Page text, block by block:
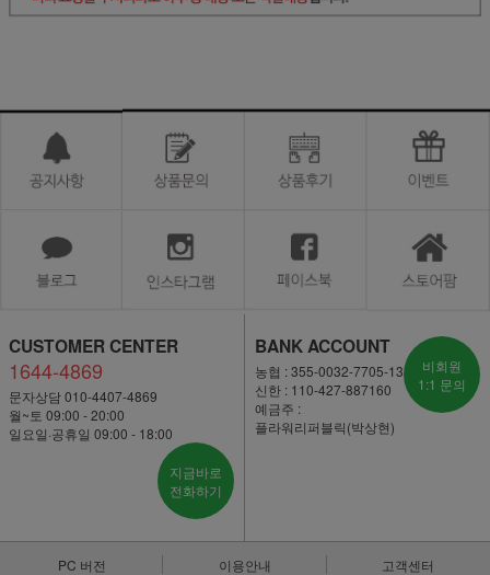
CUSTOMER CENTER
1644-4869
문자상담 010-4407-4869
월~토 09:00 - 20:00
일요일·공휴일 09:00 - 18:00
지금바로
전화하기
BANK ACCOUNT
농협 : 355-0032-7705-13
신한 : 110-427-887160
예금주 :
플라워리퍼블릭(박상현)
비회원
1:1 문의
PC 버전 이용안내 고객센터